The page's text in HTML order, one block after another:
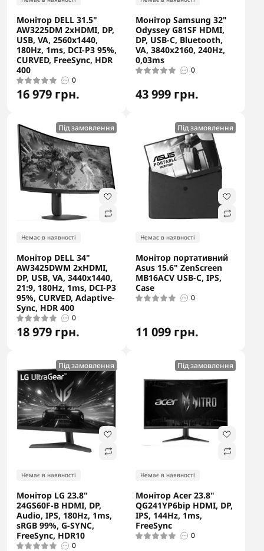
Монітор DELL 31.5"
AW3225DM 2xHDMI, DP,
USB, VA, 2560x1440,
180Hz, 1ms, DCI-P3 95%,
CURVED, FreeSync, HDR
400
0
16 979 грн.
Монітор Samsung 32"
Odyssey G81SF HDMI,
DP, USB-C, Bluetooth,
VA, 3840x2160, 240Hz,
0,03ms
0
43 999 грн.
Під замовлення
Немає в наявності
Монітор DELL 34"
AW3425DWM 2xHDMI,
DP, USB, VA, 3440x1440,
21:9, 180Hz, 1ms, DCI-P3
95%, CURVED, Adaptive-
Sync, HDR 400
0
18 979 грн.
Під замовлення
Немає в наявності
Монітор портативний
Asus 15.6" ZenScreen
MB16ACV USB-C, IPS,
Case
0
11 099 грн.
Під замовлення
Немає в наявності
Монітор LG 23.8"
24GS60F-B HDMI, DP,
Audio, IPS, 180Hz, 1ms,
sRGB 99%, G-SYNC,
FreeSync, HDR10
0
Під замовлення
Немає в наявності
Монітор Acer 23.8"
QG241YP6bip HDMI, DP,
IPS, 144Hz, 1ms,
FreeSync
0